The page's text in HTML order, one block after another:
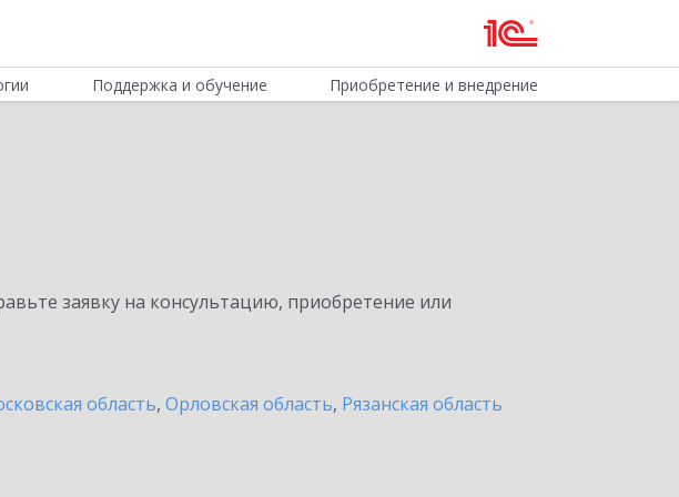
Поддержка и обучение Приобретение и внедрение
заявку на консультацию, приобретение или
область, Орловская область, Рязанская область